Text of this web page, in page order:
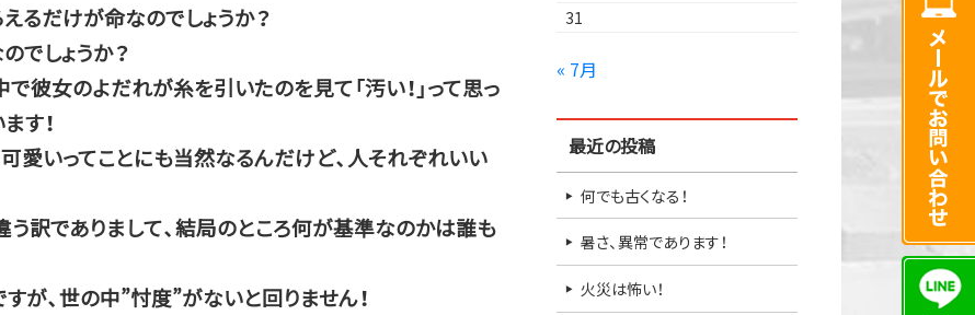
るだけが命なのでしょうか？
でしょうか？
彼女のよだれが糸を引いたのを見て「汚い！」って思っ
す！
愛いってことにも当然なるんだけど、人それぞれいい
訳でありまして、結局のところ何が基準なのかは誰も
が、世の中”忖度”がないと回りません！
31
« 7月
最近の投稿
何でも古くなる！
暑さ、異常であります！
火災は怖い！